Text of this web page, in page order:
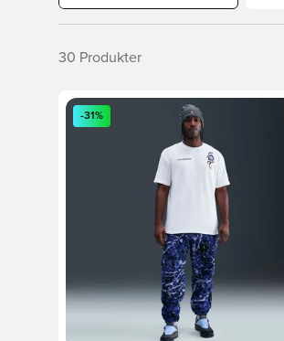
30 Produkter
Åbner en Modal til at logge ind
-31%